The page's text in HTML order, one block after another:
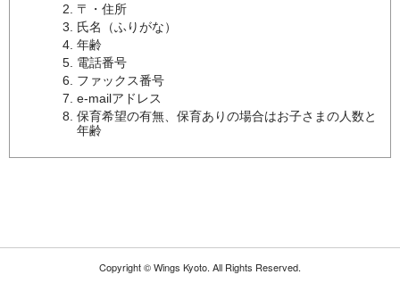
〒・住所
氏名（ふりがな）
年齢
電話番号
ファックス番号
e-mailアドレス
保育希望の有無、保育ありの場合はお子さまの人数と
年齢
Copyright ©Wings Kyoto. All Rights Reserved.